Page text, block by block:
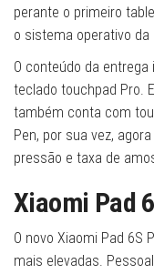
perante o primeiro
o sistema operativo da
O conteúdo da
teclado touchpad Pro.
também conta com
Pen, por sua vez,
pressão e taxa de
Xiaomi Pad
O novo Xiaomi Pad 6S
mais elevadas.